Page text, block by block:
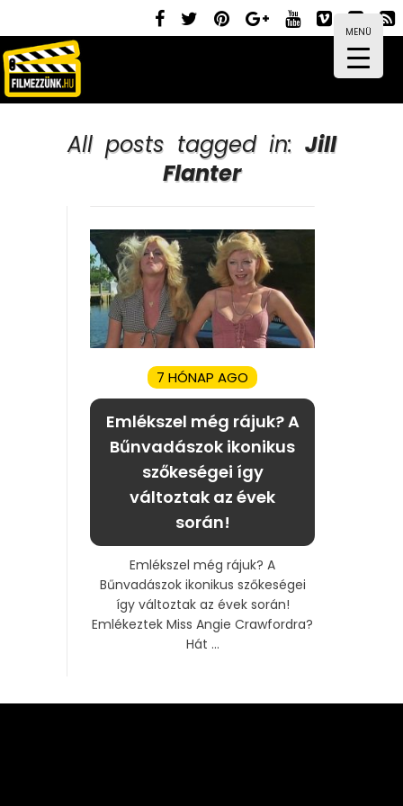
MENÜ
All posts tagged in: Jill
Flanter
7 HÓNAP AGO
Emlékszel még rájuk? A
Bűnvadászok ikonikus
szőkeségei így
változtak az évek
során!
Emlékszel még rájuk? A
Bűnvadászok ikonikus szőkeségei
így változtak az évek során!
Emlékeztek Miss Angie Crawfordra?
Hát ...